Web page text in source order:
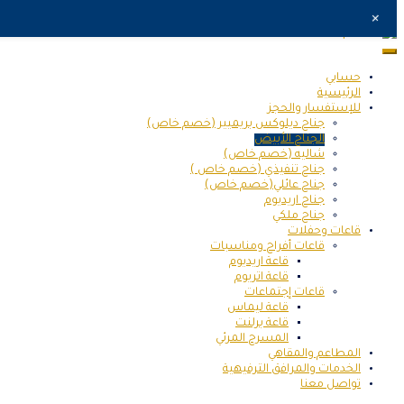
Skip
content
حسابي
الرئيسية
للإستفسار والحجز
جناح ديلوكس بريميير (خصم خاص)
الجناح الأبيض
شاليه (خصم خاص)
جناح تنفيذي (خصم خاص )
جناح عائلي(خصم خاص)
جناح اريديوم
جناح ملكي
قاعات وحفلات
قاعات أفراح ومناسبات
قاعة اريديوم
قاعة اتريوم
قاعات إجتماعات
قاعة ليماس
قاعة برلنت
المسرح المرئي
المطاعم والمقاهي
الخدمات والمرافق الترفيهية
تواصل معنا
+